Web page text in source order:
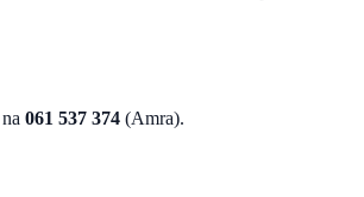
061 537 374 (Amra).